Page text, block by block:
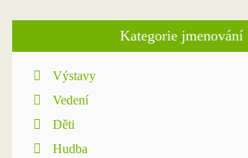
Kategorie jmenování
Výstavy
Vedení
Děti
Hudba